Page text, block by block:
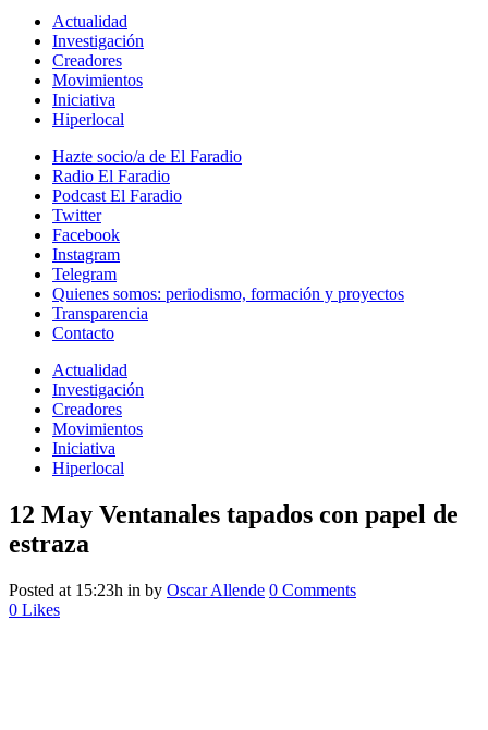
Actualidad
Investigación
Creadores
Movimientos
Iniciativa
Hiperlocal
Hazte socio/a de El Faradio
Radio El Faradio
Podcast El Faradio
Twitter
Facebook
Instagram
Telegram
Quienes somos: periodismo, formación y proyectos
Transparencia
Contacto
Actualidad
Investigación
Creadores
Movimientos
Iniciativa
Hiperlocal
12 May Ventanales tapados con papel de
estraza
Posted at 15:23h in by Oscar Allende 0 Comments
0 Likes